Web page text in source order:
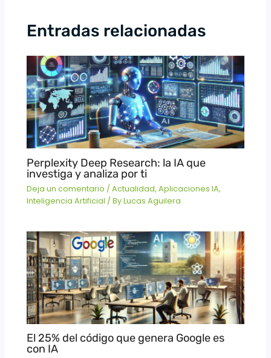
Entradas relacionadas
Perplexity Deep Research: la IA que
investiga y analiza por ti
Deja un comentario /Actualidad,Aplicaciones IA,
Inteligencia Artificial / ByLucas Aguilera
El 25% del código que genera Google es
con IA